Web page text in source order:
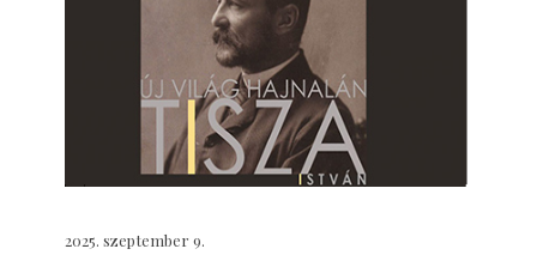
2025. szeptember 9.